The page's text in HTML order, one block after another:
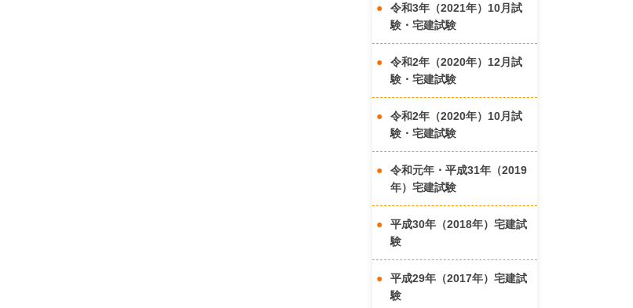
令和3年（2021年）10月試
験・宅建試験
令和2年（2020年）12月試
験・宅建試験
令和2年（2020年）10月試
験・宅建試験
令和元年・平成31年（2019
年）宅建試験
平成30年（2018年）宅建試
験
平成29年（2017年）宅建試
験